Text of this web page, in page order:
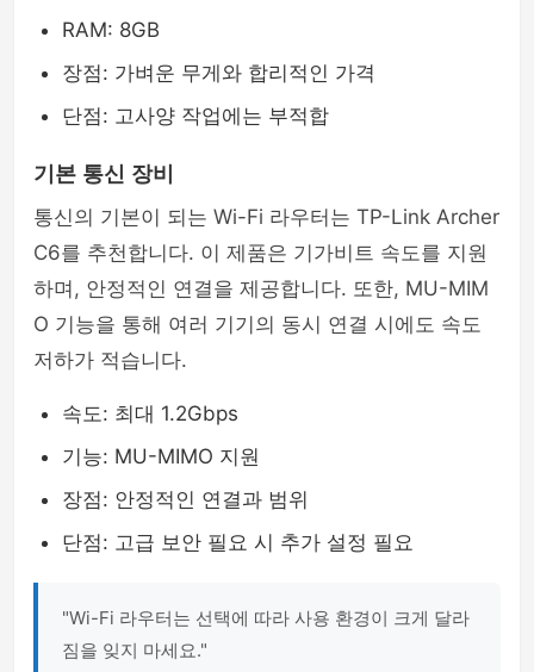
RAM: 8GB
장점: 가벼운 무게와 합리적인 가격
단점: 고사양 작업에는 부적합
기본 통신 장비
통신의 기본이 되는 Wi-Fi 라우터는 TP-Link Archer
C6를 추천합니다. 이 제품은 기가비트 속도를 지원
하며, 안정적인 연결을 제공합니다. 또한, MU-MIM
O 기능을 통해 여러 기기의 동시 연결 시에도 속도
저하가 적습니다.
속도: 최대 1.2Gbps
기능: MU-MIMO 지원
장점: 안정적인 연결과 범위
단점: 고급 보안 필요 시 추가 설정 필요
"Wi-Fi 라우터는 선택에 따라 사용 환경이 크게 달라
짐을 잊지 마세요."